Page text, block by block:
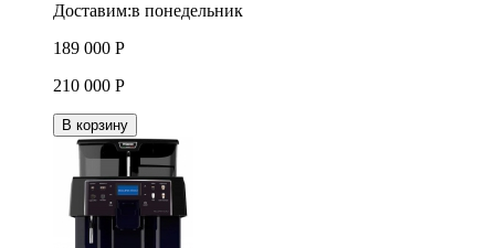
Доставим:в понедельник
189 000 Р
210 000 Р
В корзину